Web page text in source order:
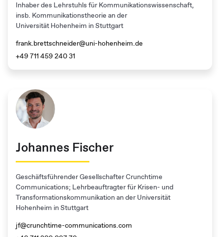
Inhaber des Lehrstuhls für Kommunikationswissenschaft,
insb. Kommunikationstheorie an der
Universität Hohenheim in Stuttgart
frank.brettschneider@uni-hohenheim.de
+49 711 459 240 31
Johannes Fischer
Geschäftsführender Gesellschafter Crunchtime
Communications; Lehrbeauftragter für Krisen- und
Transformationskommunikation an der Universität
Hohenheim in Stuttgart​ ​
jf@crunchtime-communications.com